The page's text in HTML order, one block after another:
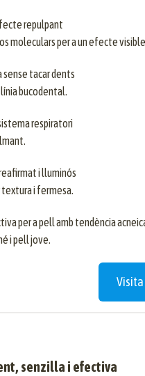
repulpant
moleculars per a un efecte
sense tacar dents
bucodental.
respiratori
i lluminós
textura i fermesa.
per a pell amb tendència
i pell jove.
senzilla i efectiva